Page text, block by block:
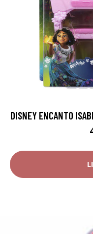
DISNEY ENCANTO